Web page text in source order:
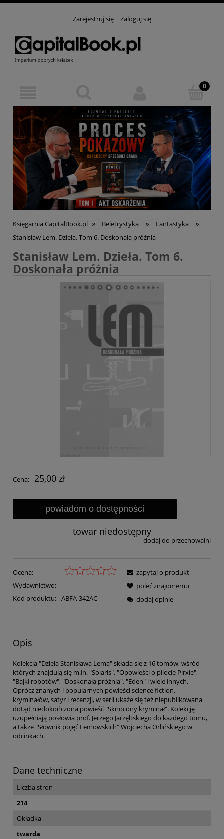
Zarejestruj się Zaloguj się
Księgarnia CapitalBook.pl » Beletrystyka » Fantastyka »
Stanisław Lem. Dzieła. Tom 6. Doskonała próżnia
Stanisław Lem. Dzieła. Tom 6.
Doskonała próżnia
Cena: 25,00 zł
powiadom o dostępności
towar niedostępny
dodaj do przechowalni
Ocena:
Wydawnictwo: -
Kod produktu: ABFA-342AC
zapytaj o produkt
poleć znajomemu
dodaj opinię
Opis
Kolekcja "Dzieła Stanisława Lema" składa się z 16 tomów, wśród
których znajdują się m.in. "Solaris", "Opowieści o pilocie Pirxie",
"Bajki robotów", "Doskonała próżnia", "Eden" i wiele innych.
Oprócz znanych i popularnych powieści science fiction,
kryminałów, satyr i recenzji, w serii ukaże się też niepublikowana
dotąd niedokończona powieść "Sknocony kryminał". Kolekcję
uzupełniają posłowia prof. Jerzego Jarzębskiego do każdego tomu,
a także "Słownik pojęć Lemowskich" Wojciecha Orlińskiego w
odcinkach.
Dane techniczne
Liczba stron
214
Okładka
twarda